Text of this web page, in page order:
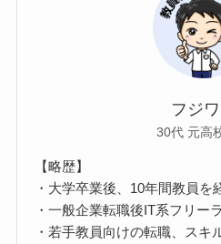
フジ
30代 元高
【略歴】
・大学卒業後、10年間教員を
・一般企業転職後IT系フリー
・若手教員向けの転職、スキ